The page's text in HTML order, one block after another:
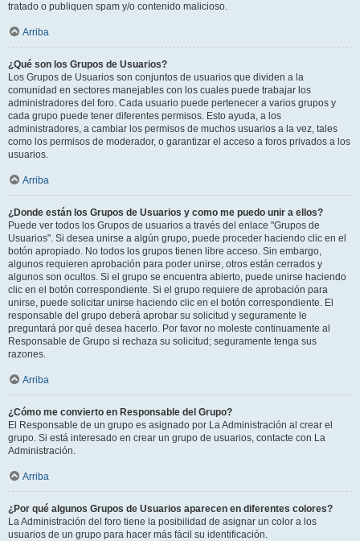
tratado o publiquen spam y/o contenido malicioso.
Arriba
¿Qué son los Grupos de Usuarios?
Los Grupos de Usuarios son conjuntos de usuarios que dividen a la
comunidad en sectores manejables con los cuales puede trabajar los
administradores del foro. Cada usuario puede pertenecer a varios grupos y
cada grupo puede tener diferentes permisos. Esto ayuda, a los
administradores, a cambiar los permisos de muchos usuarios a la vez, tales
como los permisos de moderador, o garantizar el acceso a foros privados a los
usuarios.
Arriba
¿Donde están los Grupos de Usuarios y como me puedo unir a ellos?
Puede ver todos los Grupos de usuarios a través del enlace "Grupos de
Usuarios". Si desea unirse a algún grupo, puede proceder haciendo clic en el
botón apropiado. No todos los grupos tienen libre acceso. Sin embargo,
algunos requieren aprobación para poder unirse, otros están cerrados y
algunos son ocultos. Si el grupo se encuentra abierto, puede unirse haciendo
clic en el botón correspondiente. Si el grupo requiere de aprobación para
unirse, puede solicitar unirse haciendo clic en el botón correspondiente. El
responsable del grupo deberá aprobar su solicitud y seguramente le
preguntará por qué desea hacerlo. Por favor no moleste continuamente al
Responsable de Grupo si rechaza su solicitud; seguramente tenga sus
razones.
Arriba
¿Cómo me convierto en Responsable del Grupo?
El Responsable de un grupo es asignado por La Administración al crear el
grupo. Si está interesado en crear un grupo de usuarios, contacte con La
Administración.
Arriba
¿Por qué algunos Grupos de Usuarios aparecen en diferentes colores?
La Administración del foro tiene la posibilidad de asignar un color a los
usuarios de un grupo para hacer más fácil su identificación.